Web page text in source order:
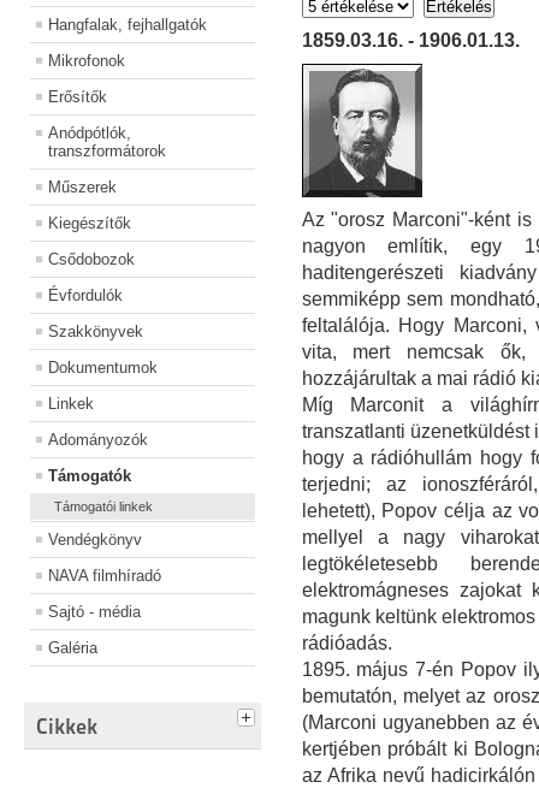
Hangfalak, fejhallgatók
Mikrofonok
Erősítők
Anódpótlók,
transzformátorok
Műszerek
Kiegészítők
Csődobozok
Évfordulók
Szakkönyvek
Dokumentumok
Linkek
Adományozók
Támogatók
Támogatói linkek
Vendégkönyv
NAVA filmhíradó
Sajtó - média
Galéria
Cikkek
1859.03.16. - 1906.01.13.
Az "orosz Marconi"-ként
nagyon említik, egy
haditengerészeti
semmiképp sem
feltalálója. Hogy Marconi,
vita, mert nemcsak
hozzájárultak a mai rádió
Míg Marconit a
transzatlanti üzenetküldést
hogy a rádióhullám hogy
terjedni; az
lehetett), Popov célja az
mellyel a nagy
legtökéletesebb
elektromágneses
magunk keltünk
rádióadás.
1895. május 7-én Popov
bemutatón, melyet az
(Marconi ugyanebben az
kertjében próbált ki
az Afrika nevű